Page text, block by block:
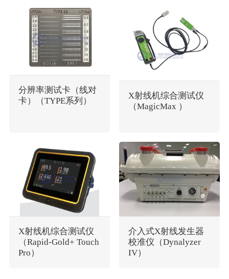
分辨率测试卡（线对
卡）（TYPE系列）
X射线机综合测试仪
（MagicMax ）
X射线机综合测试仪
（Rapid-Gold+ Touch
Pro）
介入式X射线发生器
校准仪（Dynalyzer
IV）